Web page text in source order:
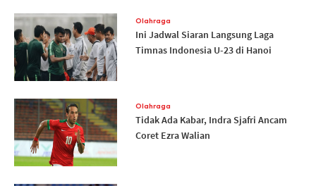
Olahraga
Ini Jadwal Siaran Langsung Laga
Timnas Indonesia U-23 di Hanoi
Olahraga
Tidak Ada Kabar, Indra Sjafri Ancam
Coret Ezra Walian